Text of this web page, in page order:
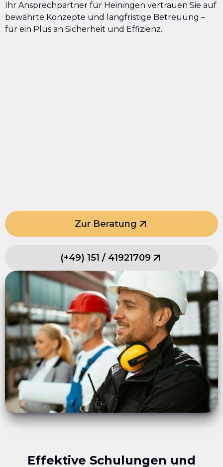
Ihr Ansprechpartner für Heiningen vertrauen Sie auf
bewährte Konzepte und langfristige Betreuung –
für ein Plus an Sicherheit und Effizienz.
Zur Beratung
(+49) 151 / 41921709
Effektive Schulungen und